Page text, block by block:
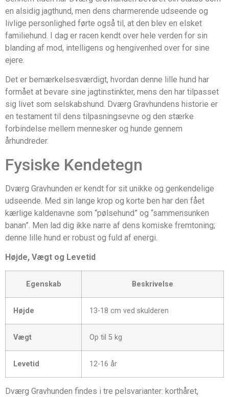
en alsidig jagthund, men dens charmerende udseende og
livlige personlighed førte også til, at den blev en elsket
familiehund. I dag er racen kendt over hele verden for sin
blanding af mod, intelligens og hengivenhed over for sine
ejere.
Det er bemærkelsesværdigt, hvordan denne lille hund har
formået at bevare sine jagtinstinkter, mens den har tilpasset
sig livet som selskabshund. Dværg Gravhundens historie er
en testament til dens tilpasningsevne og den stærke
forbindelse mellem mennesker og hunde gennem
århundreder.
Fysiske Kendetegn
Dværg Gravhunden er kendt for sit unikke og genkendelige
udseende. Med sin lange krop og korte ben har den fået
kærlige kaldenavne som “pølsehund” og “sammensunken
banan”. Men lad dig ikke narre af dens komiske fremtoning;
denne lille hund er robust og fuld af energi.
Højde, Vægt og Levetid
Egenskab Beskrivelse
Højde 13-18 cm ved skulderen
Vægt Op til 5 kg
Levetid 12-16 år
Dværg Gravhunden findes i tre pelsvarianter: korthåret,